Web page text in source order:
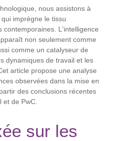
nous assistons à
imprègne le tissu
contemporaines. L'intelligence
non seulement comme
comme un catalyseur de
dynamiques de travail et les
article propose une analyse
observées dans la mise en
des conclusions récentes
de PwC.
sur les